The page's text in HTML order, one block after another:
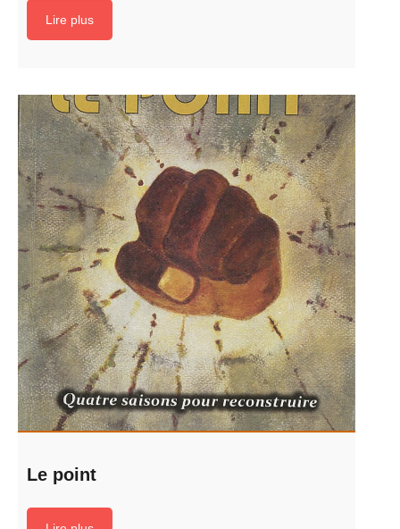
Lire plus
Le point